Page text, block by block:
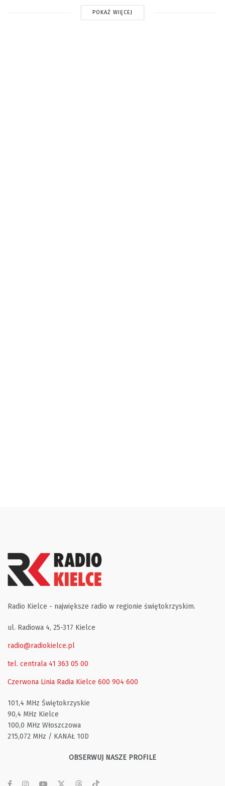
POKAŻ WIĘCEJ
Radio Kielce - największe radio w regionie świętokrzyskim.
ul. Radiowa 4, 25-317 Kielce
radio@radiokielce.pl
tel. centrala 41 363 05 00
Czerwona Linia Radia Kielce 600 904 600
101,4 MHz Świętokrzyskie
90,4 MHz Kielce
100,0 MHz Włoszczowa
215,072 MHz / KANAŁ 10D
OBSERWUJ NASZE PROFILE